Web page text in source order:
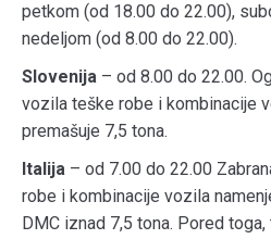
petkom (od 18.00 do 22.00),
nedeljom (od 8.00 do 22.00).
Slovenija – od 8.00 do 22.00.
vozila teške robe i kombinacije
premašuje 7,5 tona.
Italija – od 7.00 do 22.00
robe i kombinacije vozila
DMC iznad 7,5 tona. Pored